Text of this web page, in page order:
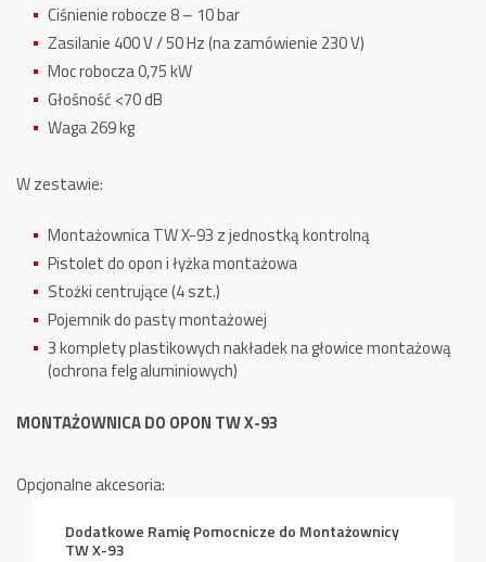
Ciśnienie robocze 8 – 10 bar
Zasilanie 400 V / 50 Hz (na zamówienie 230 V)
Moc robocza 0,75 kW
Głośność <70 dB
Waga 269 kg
W zestawie:
Montażownica TW X-93 z jednostką kontrolną
Pistolet do opon i łyżka montażowa
Stożki centrujące (4 szt.)
Pojemnik do pasty montażowej
3 komplety plastikowych nakładek na głowice montażową
(ochrona felg aluminiowych)
MONTAŻOWNICA DO OPON TW X-93
Opcjonalne akcesoria:
Dodatkowe Ramię Pomocnicze do Montażownicy
TW X-93